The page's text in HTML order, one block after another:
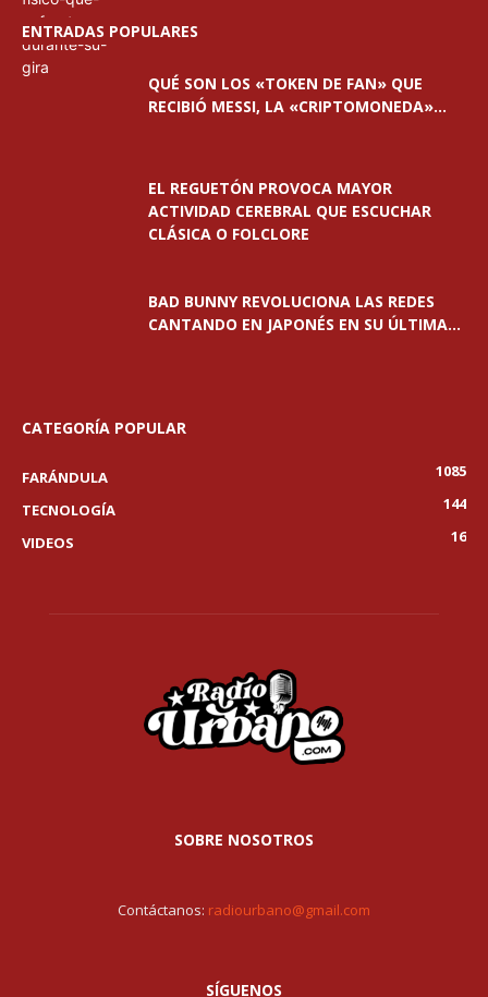
ENTRADAS POPULARES
QUÉ SON LOS «TOKEN DE FAN» QUE
RECIBIÓ MESSI, LA «CRIPTOMONEDA»...
EL REGUETÓN PROVOCA MAYOR
ACTIVIDAD CEREBRAL QUE ESCUCHAR
CLÁSICA O FOLCLORE
BAD BUNNY REVOLUCIONA LAS REDES
CANTANDO EN JAPONÉS EN SU ÚLTIMA...
CATEGORÍA POPULAR
FARÁNDULA
1085
TECNOLOGÍA
144
VIDEOS
16
SOBRE NOSOTROS
Contáctanos: radiourbano@gmail.com
SÍGUENOS